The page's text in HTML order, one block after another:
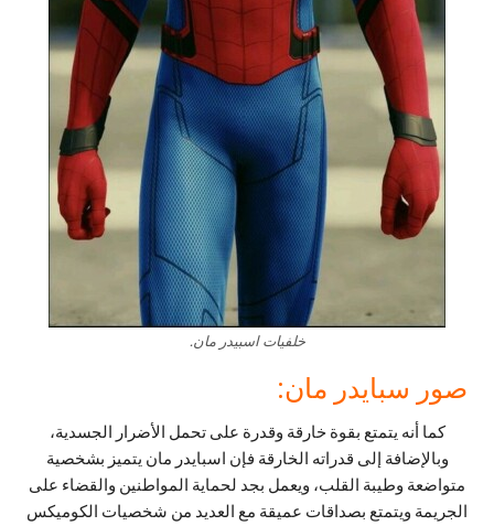
خلفيات اسبيدر مان.
صور سبايدر مان:
كما أنه يتمتع بقوة خارقة وقدرة على تحمل الأضرار الجسدية،
وبالإضافة إلى قدراته الخارقة فإن اسبايدر مان يتميز بشخصية
متواضعة وطيبة القلب، ويعمل بجد لحماية المواطنين والقضاء على
الجريمة ويتمتع بصداقات عميقة مع العديد من شخصيات الكوميكس